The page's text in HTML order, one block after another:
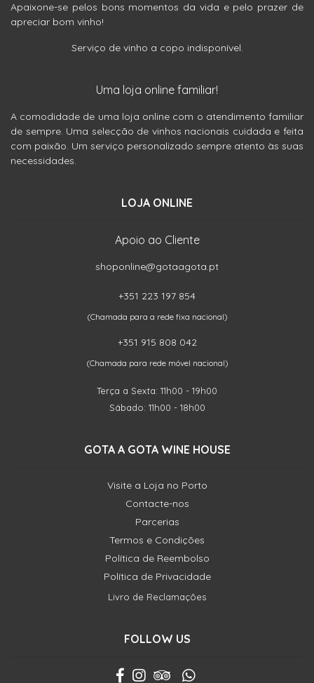
Apaixone-se pelos bons momentos da vida e pelo prazer de
apreciar bom vinho!
Serviço de vinho a copo indisponível.
Uma loja online familiar!
A comodidade de uma loja online com o atendimento familiar
de sempre. Uma selecção de vinhos nacionais cuidada e feita
com paixão. Um serviço personalizado sempre atento às suas
necessidades.
LOJA ONLINE
Apoio ao Cliente
shoponline@gotaagota.pt
+351 223 197 854
(Chamada para a rede fixa nacional)
+351 915 808 042
(Chamada para rede móvel nacional)
Terça a Sexta: 11h00 - 19h00
Sábado: 11h00 - 18h00
GOTA A GOTA WINE HOUSE
Visite a Loja no Porto
Contacte-nos
Parcerias
Termos e Condições
Política de Reembolso
Política de Privacidade
Livro de Reclamações
FOLLOW US